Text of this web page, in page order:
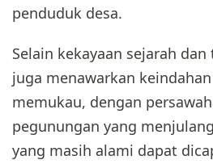
penduduk desa.
Selain kekayaan sejarah
juga menawarkan
memukau, dengan
pegunungan yang
yang masih alami dapat